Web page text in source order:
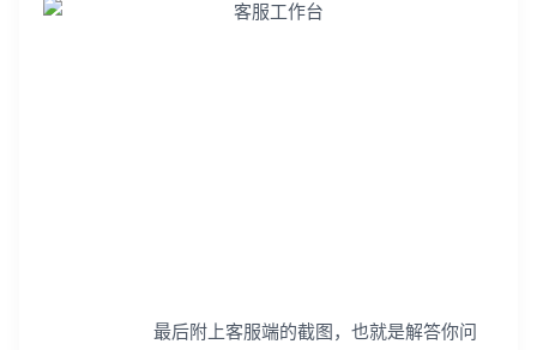
最后附上客服端的截图，也就是解答你问